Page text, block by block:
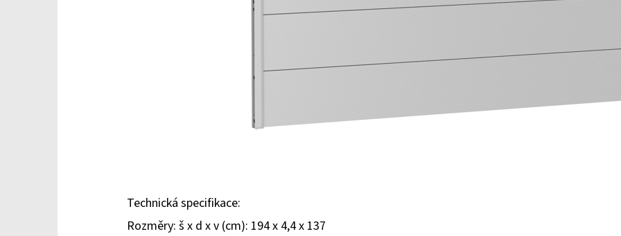
Technická specifikace:
Rozměry: š x d x v (cm): 194 x 4,4 x 137